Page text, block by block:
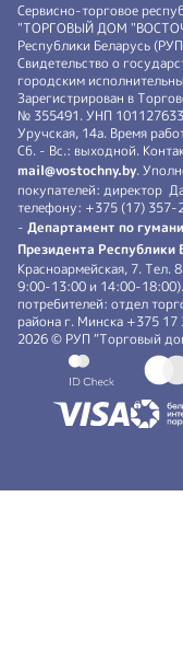
Сервисно-торговое
"ТОРГОВЫЙ ДОМ
Республики Беларусь
Свидетельство о
городским
Зарегистрирован в
№ 355491. УНП
Уручская, 14а. Время
Сб. - Вс.: выходной.
mail@vostochny.by.
покупателей: директор
телефону: +375 (17) 357-
- Департамент по
Президента Республики
Красноармейская, 7.
9:00-13:00 и 14:00-
потребителей: отдел
района г. Минска +375
2026 © РУП “Торговый